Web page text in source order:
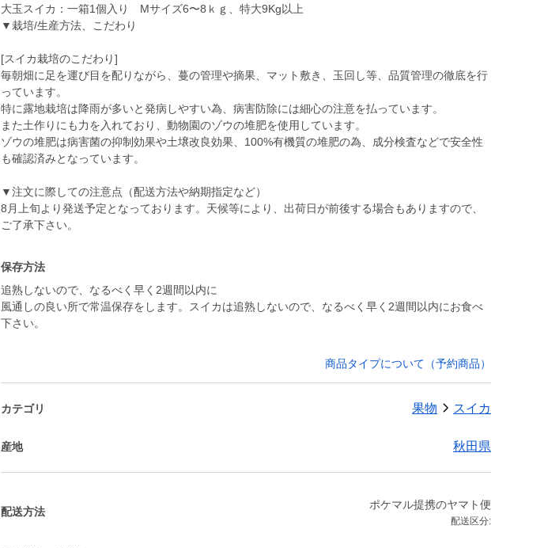
大玉スイカ：一箱1個入り Mサイズ6〜8ｋｇ、特大9Kg以上
▼栽培/生産方法、こだわり
[スイカ栽培のこだわり]
毎朝畑に足を運び目を配りながら、蔓の管理や摘果、マット敷き、玉回し等、品質管理の徹底を行
っています。
特に露地栽培は降雨が多いと発病しやすい為、病害防除には細心の注意を払っています。
また土作りにも力を入れており、動物園のゾウの堆肥を使用しています。
ゾウの堆肥は病害菌の抑制効果や土壌改良効果、100%有機質の堆肥の為、成分検査などで安全性
も確認済みとなっています。
▼注文に際しての注意点（配送方法や納期指定など）
8月上旬より発送予定となっております。天候等により、出荷日が前後する場合もありますので、
ご了承下さい。
保存方法
追熟しないので、なるべく早く2週間以内に
風通しの良い所で常温保存をします。スイカは追熟しないので、なるべく早く2週間以内にお食べ
下さい。
商品タイプについて（予約商品）
カテゴリ 果物 スイカ
産地 秋田県
配送方法
ポケマル提携のヤマト便
配送区分: